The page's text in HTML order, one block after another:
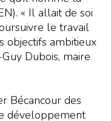
« Il allait de soi
le travail
objectifs ambitieux
Dubois, maire
Bécancour des
développement